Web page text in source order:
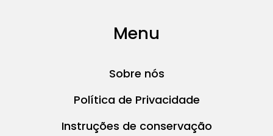
Menu
Sobre nós
Política de Privacidade
Instruções de conservação